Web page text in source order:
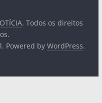
. Todos os direitos
Powered by WordPress.